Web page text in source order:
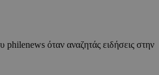
philenews όταν αναζητάς ειδήσεις στην